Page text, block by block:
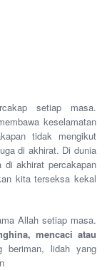
setiap masa.
keselamatan
tidak mengikut
di akhirat. Di dunia
di akhirat percakapan
kita terseksa kekal
Allah setiap masa.
mencaci atau
beriman, lidah yang